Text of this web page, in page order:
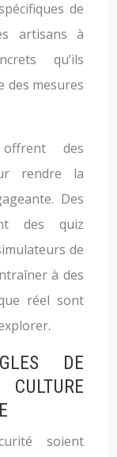
de
artisans à
qu’ils
des mesures
des
rendre la
Des
des quiz
de
à des
réel sont
DE
soient